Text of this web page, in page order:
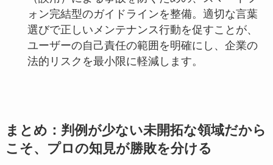
ォン完結型のガイドラインを整備。適切な言葉
選びで正しいメンテナンス行動を促すことが、
ユーザーの自己責任の範囲を明確にし、企業の
法的リスクを最小限に軽減します。
まとめ：判例が少ない未開拓な領域だから
こそ、プロの知見が勝敗を分ける